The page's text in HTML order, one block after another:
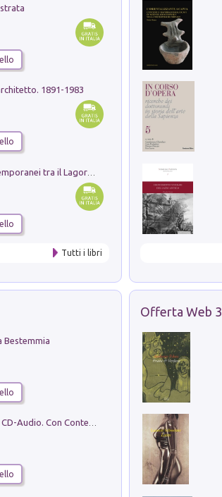
1891-1983
Pastori. Sguardi contemporanei tra il Lagorai e la pianura. Ediz. illustrata
Tutti i libri
Bestemmia
in alto! Livello A1. Con CD-Audio. Con Contenuto digitale per accesso on line
Offerta Web 3